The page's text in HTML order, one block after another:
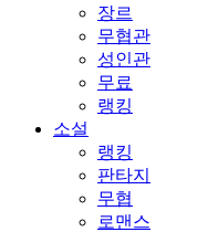
장르
무협관
성인관
무료
랭킹
소설
랭킹
판타지
무협
로맨스